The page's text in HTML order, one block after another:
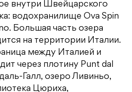
внутри Швейцарского
водохранилище Ova Spin
Большая часть озера
на территории Италии.
между Италией и
через плотину Punt dal
Галл, озеро Ливиньо,
Цюриха,